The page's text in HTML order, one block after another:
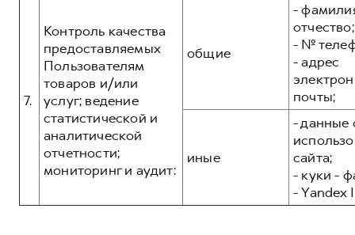
7.
Контроль качества
предоставляемых
Пользователям
товаров и/или
услуг; ведение
статистической и
аналитической
отчетности;
мониторинг и аудит:
общие
-
отчество;
- №
- адрес
почты;
иные
- данные
сайта;
- куки -
- Yandex